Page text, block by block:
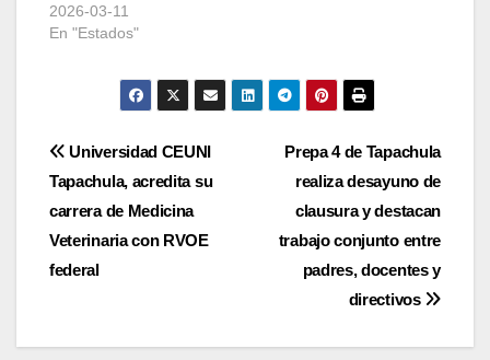
2026-03-11
En "Estados"
Navegación
de
entradas
Prepa 4 de Tapachula
realiza desayuno de
clausura y destacan
trabajo conjunto entre
padres, docentes y
directivos
Universidad CEUNI
Tapachula, acredita su
carrera de Medicina
Veterinaria con RVOE
federal